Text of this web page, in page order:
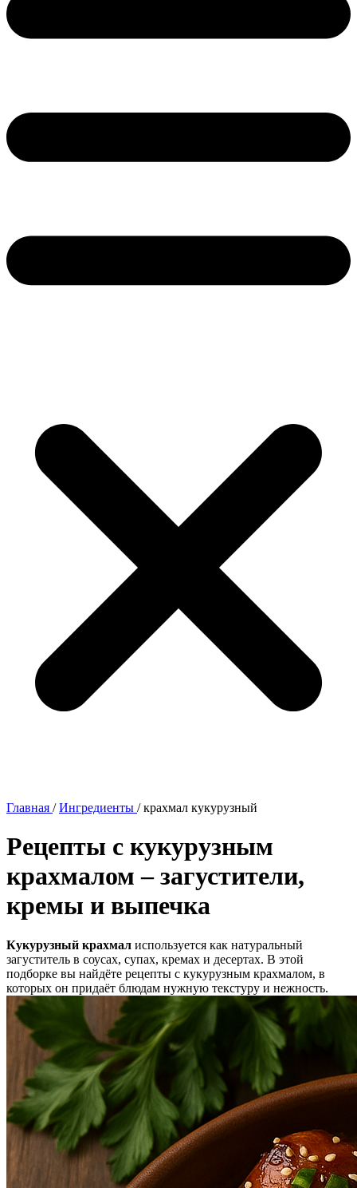
Главная /Ингредиенты /крахмал кукурузный
Рецепты с кукурузным
крахмалом – загустители,
кремы и выпечка
Кукурузный крахмал используется как натуральный
загуститель в соусах, супах, кремах и десертах. В этой
подборке вы найдёте рецепты с кукурузным крахмалом, в
которых он придаёт блюдам нужную текстуру и нежность.